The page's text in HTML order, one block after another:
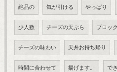
絶品の 気が引ける やっぱり
少人数 チーズの天ぷら ブロック
チーズの味わい 天丼お持ち帰り
時間に合わせて 揚げます。 で